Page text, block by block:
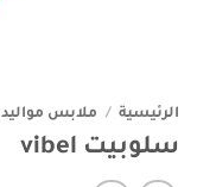
الرئيسية / ملابس مواليد
سلوبيت vibel